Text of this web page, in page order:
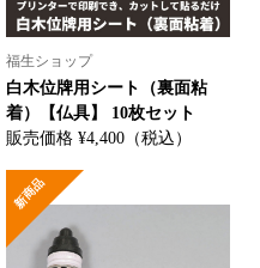
福生ショップ
白木位牌用シート（裏面粘
着）【仏具】 10枚セット
販売価格 ¥4,400（税込）
新商品